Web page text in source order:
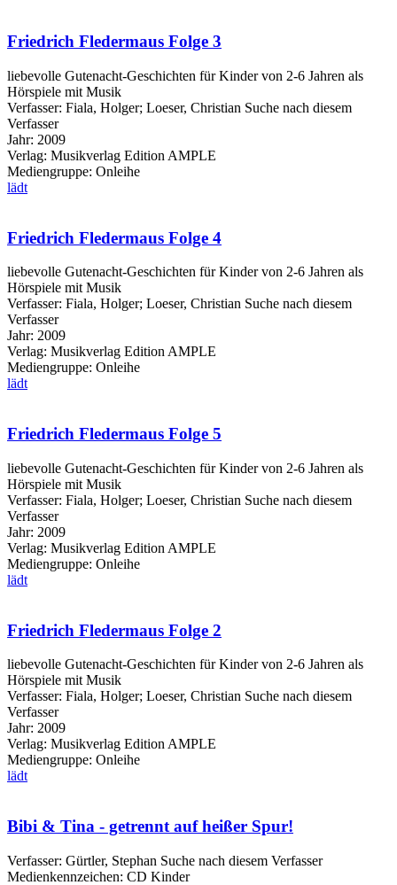
Friedrich Fledermaus Folge 3
liebevolle Gutenacht-Geschichten für Kinder von 2-6 Jahren als
Hörspiele mit Musik
Verfasser: Fiala, Holger; Loeser, Christian Suche nach diesem
Verfasser
Jahr: 2009
Verlag: Musikverlag Edition AMPLE
Mediengruppe: Onleihe
lädt
Friedrich Fledermaus Folge 4
liebevolle Gutenacht-Geschichten für Kinder von 2-6 Jahren als
Hörspiele mit Musik
Verfasser: Fiala, Holger; Loeser, Christian Suche nach diesem
Verfasser
Jahr: 2009
Verlag: Musikverlag Edition AMPLE
Mediengruppe: Onleihe
lädt
Friedrich Fledermaus Folge 5
liebevolle Gutenacht-Geschichten für Kinder von 2-6 Jahren als
Hörspiele mit Musik
Verfasser: Fiala, Holger; Loeser, Christian Suche nach diesem
Verfasser
Jahr: 2009
Verlag: Musikverlag Edition AMPLE
Mediengruppe: Onleihe
lädt
Friedrich Fledermaus Folge 2
liebevolle Gutenacht-Geschichten für Kinder von 2-6 Jahren als
Hörspiele mit Musik
Verfasser: Fiala, Holger; Loeser, Christian Suche nach diesem
Verfasser
Jahr: 2009
Verlag: Musikverlag Edition AMPLE
Mediengruppe: Onleihe
lädt
Bibi & Tina - getrennt auf heißer Spur!
Verfasser: Gürtler, Stephan Suche nach diesem Verfasser
Medienkennzeichen: CD Kinder